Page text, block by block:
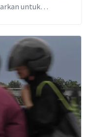
untuk